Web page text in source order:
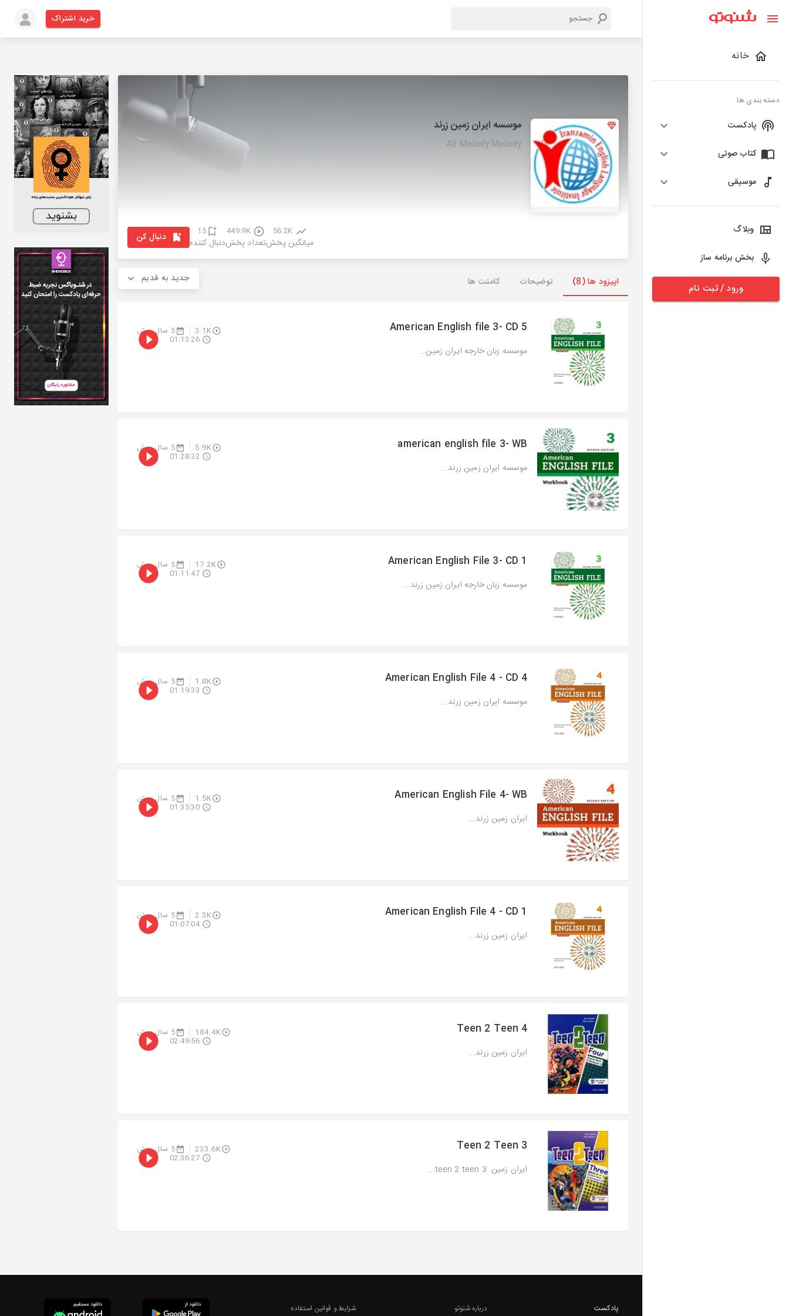
خانه
دسته بندی ها
پادکست
کتاب صوتی
موسیقی
وبلاگ
بخش برنامه ساز
ورود / ثبت نام
خرید اشتراک
موسسه ایران زمین زرند
Ali Melody Melody
56.2K
میانگین پخش
449.9K
تعداد پخش
15
دنبال کننده دنبال کن
اپیزود ها (8) توضیحات کامنت ها جدید به قدیم
American English file 3- CD 5
3.1K 5 سال پیش
موسسه زبان خارجه ایران زمین...
01:13:26
american english file 3- WB
5.9K 5 سال پیش
موسسه ایران زمین زرند...
01:28:32
American English File 3- CD 1
17.2K 5 سال پیش
موسسه زبان خارجه ایران زمین زرند...
01:11:47
American English File 4 - CD 4
1.8K 5 سال پیش
موسسه ایران زمین زرند...
01:19:33
American English File 4- WB
1.5K 5 سال پیش
ایران زمین زرند...
01:35:30
American English File 4 - CD 1
2.3K 5 سال پیش
ایران زمین زرند...
01:07:04
Teen 2 Teen 4
184.4K 5 سال پیش
ایران زمین زرند...
02:49:56
Teen 2 Teen 3
233.6K 5 سال پیش
ایران زمین. teen 2 teen 3...
02:36:27
پادکست درباره شنوتو شرایط و قوانین استفاده